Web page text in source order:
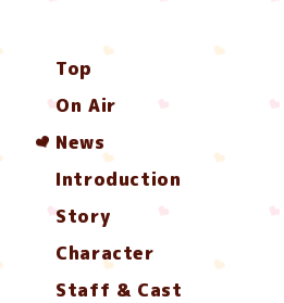
Top
On Air
News
Introduction
Story
Character
Staff & Cast